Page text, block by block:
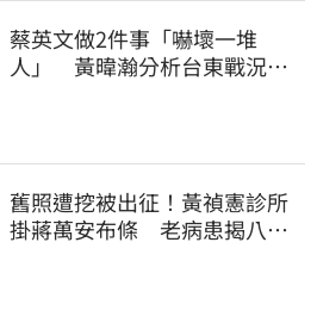
蔡英文做2件事「嚇壞一堆
人」 黃暐瀚分析台東戰況：
舊照遭挖被出征！黃禎憲診所
掛蔣萬安布條 老病患揭八仙